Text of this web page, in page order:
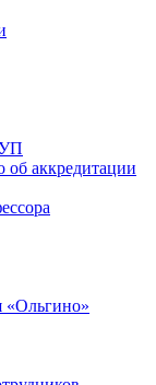
об аккредитации
«Ольгино»